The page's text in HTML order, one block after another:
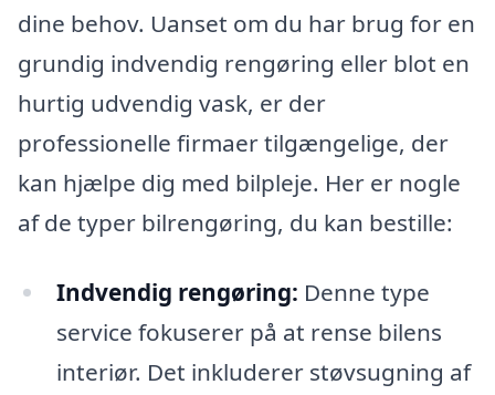
dine behov. Uanset om du har brug for en
grundig indvendig rengøring eller blot en
hurtig udvendig vask, er der
professionelle firmaer tilgængelige, der
kan hjælpe dig med bilpleje. Her er nogle
af de typer bilrengøring, du kan bestille:
Indvendig rengøring: Denne type
service fokuserer på at rense bilens
interiør. Det inkluderer støvsugning af